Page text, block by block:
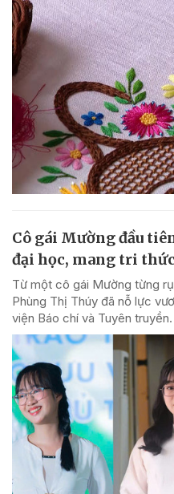
Cô gái Mường đầu
đại học, mang tri
Từ một cô gái Mường từng
Phùng Thị Thúy đã nỗ lực
viện Báo chí và Tuyên truyền.